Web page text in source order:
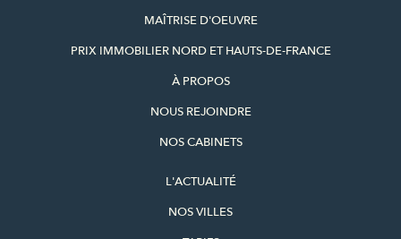
MAÎTRISE D'OEUVRE
PRIX IMMOBILIER NORD ET HAUTS-DE-FRANCE
À PROPOS
NOUS REJOINDRE
NOS CABINETS
L'ACTUALITÉ
NOS VILLES